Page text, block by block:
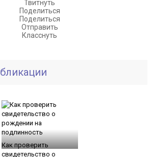
Твитнуть
Поделиться
Поделиться
Отправить
Класснуть
Как проверить
свидетельство о